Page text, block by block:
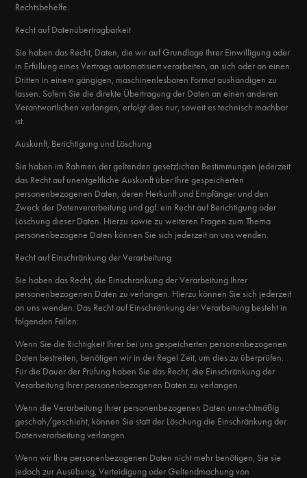
Rechtsbehelfe.
Recht auf Daten­übertrag­barkeit
Sie haben das Recht, Daten, die wir auf Grundlage Ihrer Einwilligung oder
in Erfüllung eines Vertrags automatisiert verarbeiten, an sich oder an einen
Dritten in einem gängigen, maschinenlesbaren Format aushändigen zu
lassen. Sofern Sie die direkte Übertragung der Daten an einen anderen
Verantwortlichen verlangen, erfolgt dies nur, soweit es technisch machbar
ist.
Auskunft, Berichtigung und Löschung
Sie haben im Rahmen der geltenden gesetzlichen Bestimmungen jederzeit
das Recht auf unentgeltliche Auskunft über Ihre gespeicherten
personenbezogenen Daten, deren Herkunft und Empfänger und den
Zweck der Datenverarbeitung und ggf. ein Recht auf Berichtigung oder
Löschung dieser Daten. Hierzu sowie zu weiteren Fragen zum Thema
personenbezogene Daten können Sie sich jederzeit an uns wenden.
Recht auf Einschränkung der Verarbeitung
Sie haben das Recht, die Einschränkung der Verarbeitung Ihrer
personenbezogenen Daten zu verlangen. Hierzu können Sie sich jederzeit
an uns wenden. Das Recht auf Einschränkung der Verarbeitung besteht in
folgenden Fällen:
Wenn Sie die Richtigkeit Ihrer bei uns gespeicherten personenbezogenen
Daten bestreiten, benötigen wir in der Regel Zeit, um dies zu überprüfen.
Für die Dauer der Prüfung haben Sie das Recht, die Einschränkung der
Verarbeitung Ihrer personenbezogenen Daten zu verlangen.
Wenn die Verarbeitung Ihrer personenbezogenen Daten unrechtmäßig
geschah/geschieht, können Sie statt der Löschung die Einschränkung der
Datenverarbeitung verlangen.
Wenn wir Ihre personenbezogenen Daten nicht mehr benötigen, Sie sie
jedoch zur Ausübung, Verteidigung oder Geltendmachung von